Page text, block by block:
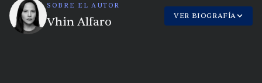
SOBRE EL AUTOR
Vhin Alfaro VER BIOGRAFÍA